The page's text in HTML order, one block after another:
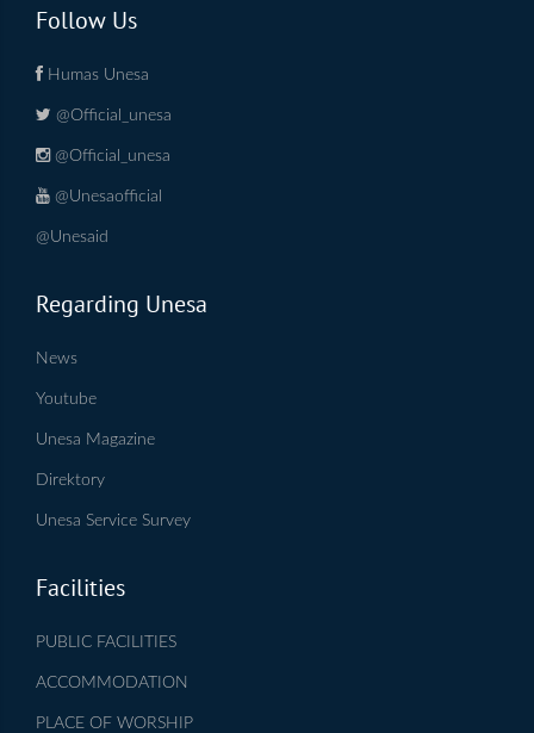
Follow Us
Humas Unesa
@Official_unesa
@Official_unesa
@Unesaofficial
@Unesaid
Regarding Unesa
News
Youtube
Unesa Magazine
Direktory
Unesa Service Survey
Facilities
PUBLIC FACILITIES
ACCOMMODATION
PLACE OF WORSHIP